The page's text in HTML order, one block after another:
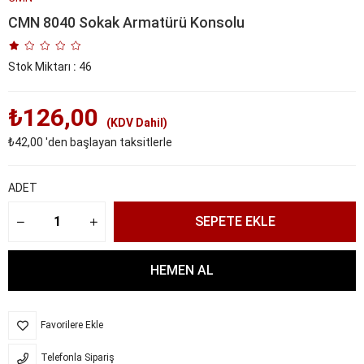
CMN 8040 Sokak Armatürü Konsolu
Stok Miktarı : 46
₺126,00
(KDV Dahil)
₺42,00 'den başlayan taksitlerle
ADET
Favorilere Ekle
Telefonla Sipariş